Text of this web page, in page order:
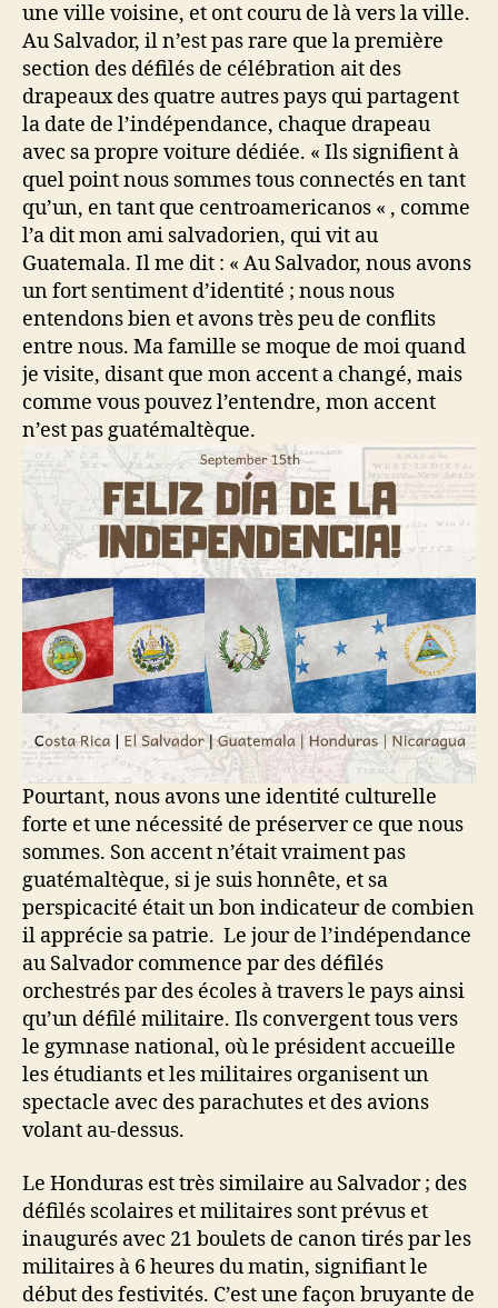
une ville voisine, et ont couru de là vers la ville.
Au Salvador, il n’est pas rare que la première
section des défilés de célébration ait des
drapeaux des quatre autres pays qui partagent
la date de l’indépendance, chaque drapeau
avec sa propre voiture dédiée. « Ils signifient à
quel point nous sommes tous connectés en tant
qu’un, en tant que centroamericanos « , comme
l’a dit mon ami salvadorien, qui vit au
Guatemala. Il me dit : « Au Salvador, nous avons
un fort sentiment d’identité ; nous nous
entendons bien et avons très peu de conflits
entre nous. Ma famille se moque de moi quand
je visite, disant que mon accent a changé, mais
comme vous pouvez l’entendre, mon accent
n’est pas guatémaltèque.
Pourtant, nous avons une identité culturelle
forte et une nécessité de préserver ce que nous
sommes. Son accent n’était vraiment pas
guatémaltèque, si je suis honnête, et sa
perspicacité était un bon indicateur de combien
il apprécie sa patrie. Le jour de l’indépendance
au Salvador commence par des défilés
orchestrés par des écoles à travers le pays ainsi
qu’un défilé militaire. Ils convergent tous vers
le gymnase national, où le président accueille
les étudiants et les militaires organisent un
spectacle avec des parachutes et des avions
volant au-dessus.
Le Honduras est très similaire au Salvador ; des
défilés scolaires et militaires sont prévus et
inaugurés avec 21 boulets de canon tirés par les
militaires à 6 heures du matin, signifiant le
début des festivités. C’est une façon bruyante de